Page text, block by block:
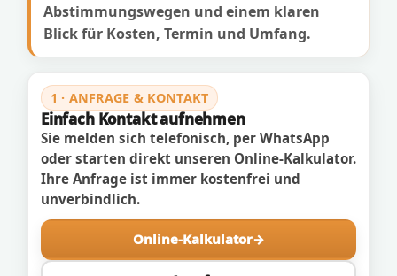
Abstimmungswegen und einem klaren
Blick für Kosten, Termin und Umfang.
1 · ANFRAGE & KONTAKT
Einfach Kontakt aufnehmen
Sie melden sich telefonisch, per WhatsApp
oder starten direkt unseren Online-Kalkulator.
Ihre Anfrage ist immer kostenfrei und
unverbindlich.
Online-Kalkulator